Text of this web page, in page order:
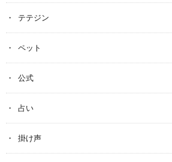
テテジン
ペット
公式
占い
掛け声